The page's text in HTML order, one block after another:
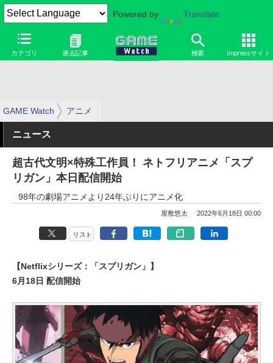
Powered by Translate
カテゴリ 過去記事 検索 Impressサイト
GAME Watch アニメ
ニュース
超古代文明×特殊工作員！ ネトフリアニメ「スプ
リガン」本日配信開始
98年の劇場アニメより24年ぶりにアニメ化
屋敷悠太 2022年6月18日 00:00
リスト
【Netflixシリーズ：「スプリガン」】
6月18日 配信開始